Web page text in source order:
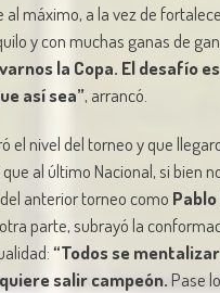
máximo, a la vez de
y con muchas ganas de
la Copa. El desafío
así sea”, arrancó.
el nivel del torneo y que
al último Nacional, si bien
anterior torneo como
parte, subrayó la
“Todos se
salir campeón.Pase